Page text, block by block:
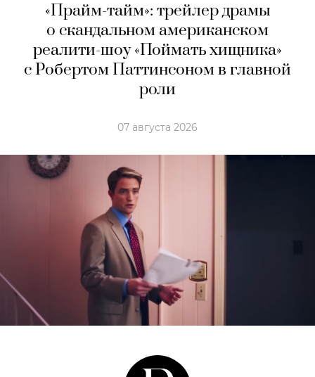
«Прайм-тайм»: трейлер драмы
о скандальном американском
реалити-шоу «Поймать хищника»
с Робертом Паттинсоном в главной
роли
07 августа 2026